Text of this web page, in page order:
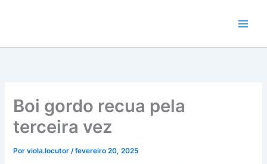
conteúdo
Boi gordo recua pela
terceira vez
Porviola.locutor/fevereiro 20, 2025